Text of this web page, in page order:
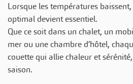
Lorsque les températures
optimal devient essentiel.
Que ce soit dans un chalet, un
mer ou une chambre d’hôtel,
couette qui allie chaleur et
saison.